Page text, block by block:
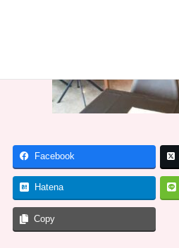
Facebook
Hatena
Copy